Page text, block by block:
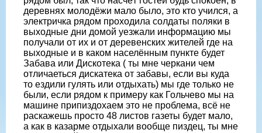
деревнях молодёжи мало было, это кто учился, а
электричка рядом проходила солдаты поляки в
выходные дни домой уезжали информацию мы
получали от их и от деревенских жителей где на
выходные и в каком населённым пункте будет
Забава или Дискотека ( ты мне черкани чем
отличаеться дискатека от забавы, если вы куда
то ездили гулять или отдыхать) мы где только не
были, если рядом к примеру как Гольчево мы на
машине припиздохаем это не проблема, всё не
раскажешь просто 48 листов газеты будет мало,
а как в казарме отдыхали вообще пиздец, ты мне